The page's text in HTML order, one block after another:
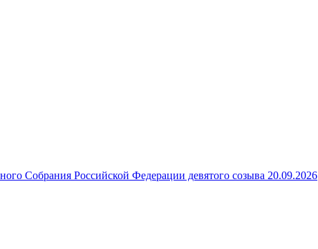
Собрания Российской Федерации девятого созыва 20.09.2026